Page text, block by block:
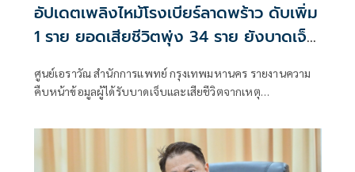
อัปเดตเพลิงไหม้โรงเบียร์ลาดพร้าว ดับเพิ่ม
1 ราย ยอดเสียชีวิตพุ่ง 34 ราย ยังบาดเจ็บ
ศูนย์เอราวัณ สำนักการแพทย์ กรุงเทพมหานคร รายงานความ
คืบหน้าข้อมูลผู้ได้รับบาดเจ็บและเสียชีวิตจากเหตุ